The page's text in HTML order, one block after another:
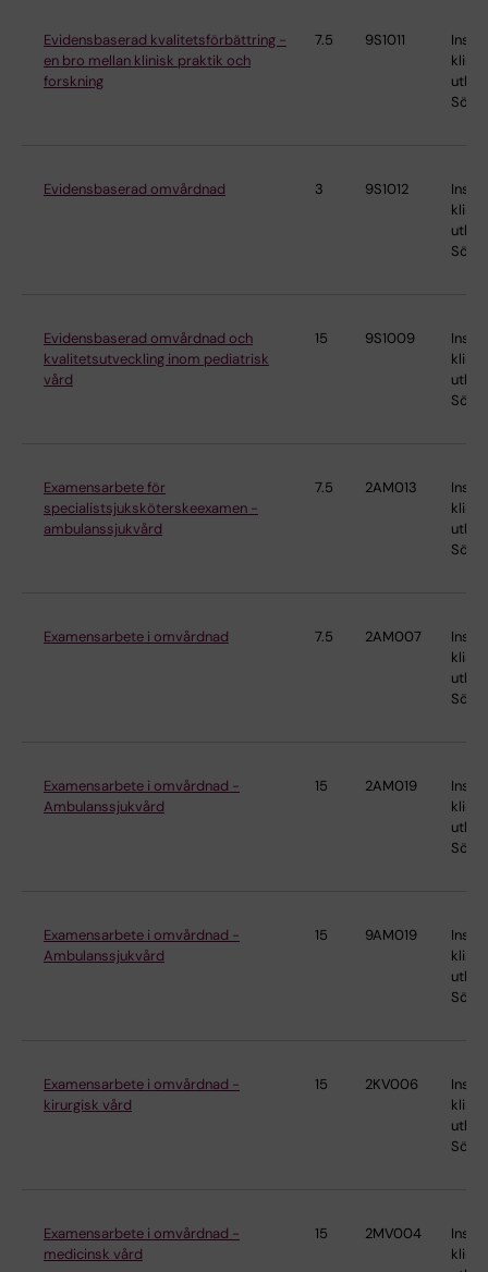
Evidensbaserad kvalitetsförbättring -
en bro mellan klinisk praktik och
forskning
7.5 9S1011
Evidensbaserad omvårdnad 3 9S1012
Evidensbaserad omvårdnad och
kvalitetsutveckling inom pediatrisk
vård
15 9S1009
Examensarbete för
specialistsjuksköterskeexamen -
ambulanssjukvård
7.5 2AM013
Examensarbete i omvårdnad 7.5 2AM007
Examensarbete i omvårdnad -
Ambulanssjukvård
15 2AM019
Examensarbete i omvårdnad -
Ambulanssjukvård
15 9AM019
Examensarbete i omvårdnad -
kirurgisk vård
15 2KV006
Examensarbete i omvårdnad -
medicinsk vård
15 2MV004